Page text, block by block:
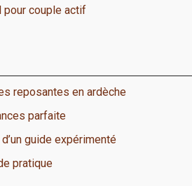
pour couple actif
reposantes en ardèche
parfaite
guide expérimenté
pratique